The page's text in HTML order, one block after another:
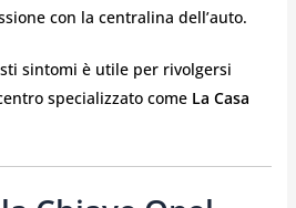
con la centralina dell’auto.
sintomi è utile per rivolgersi
specializzato come La Casa